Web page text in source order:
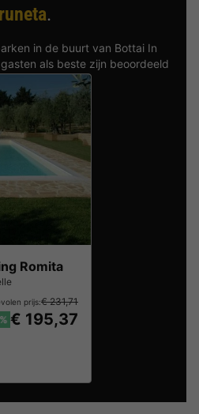
.
in de buurt van Bottai In
als beste zijn beoordeeld
Romita
prijs:€ 231,71
€ 195,37